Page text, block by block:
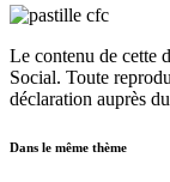
Le contenu de cette
Social. Toute
déclaration auprès
Dans le même thème